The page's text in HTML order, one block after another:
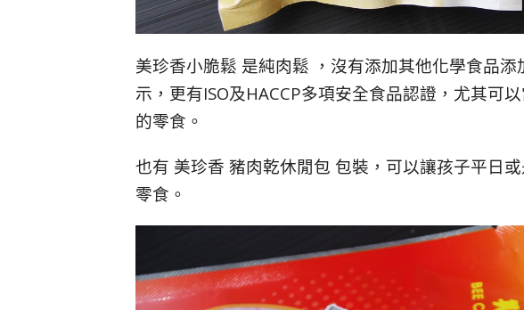
美珍香小脆鬆 是純肉鬆 ，沒有添加其他化學食品
示，更有ISO及HACCP多項安全食品認證，尤其可
的零食。
也有 美珍香 豬肉乾休閒包 包裝，可以讓孩子平日
零食。